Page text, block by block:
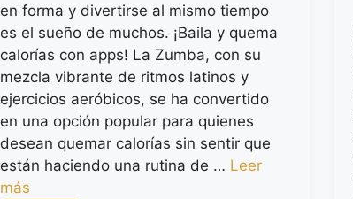
en forma y divertirse al mismo tiempo
es el sueño de muchos. ¡Baila y quema
calorías con apps! La Zumba, con su
mezcla vibrante de ritmos latinos y
ejercicios aeróbicos, se ha convertido
en una opción popular para quienes
desean quemar calorías sin sentir que
están haciendo una rutina de … Leer
más